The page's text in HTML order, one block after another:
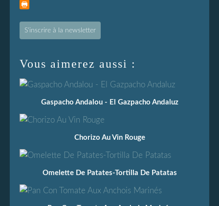
S'inscrire à la newsletter
Vous aimerez aussi :
Gaspacho Andalou - El Gazpacho Andaluz
Chorizo Au Vin Rouge
Omelette De Patates-Tortilla De Patatas